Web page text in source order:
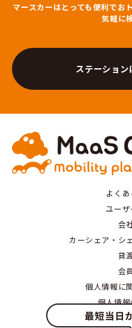
マースカーはとっても便利でお
気軽に
ステーション
よく
ユー
会
カーシェア・シ
貸
会
個人情報に
個人情
特定商取引